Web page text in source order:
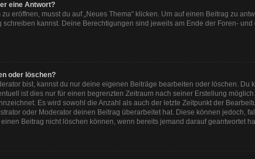
eine Antwort?
eröffnen, musst du auf „Neues Thema“ klicken. Um auf einen Beitrag zu
kannst. Deine Berechtigungen sind jeweils am Ende der Foren-
oder löschen?
bist, kannst du nur deine eigenen Beiträge bearbeiten oder löschen.
ist dies nur für einen begrenzten Zeitraum nach seiner Erstellung
Es wird sowohl die Anzahl als auch der letzte Zeitpunkt der
oder Moderator deinen Beitrag überarbeitet hat. Diese können jedoch,
Beitrag nicht löschen können, wenn bereits jemand darauf geantwortet